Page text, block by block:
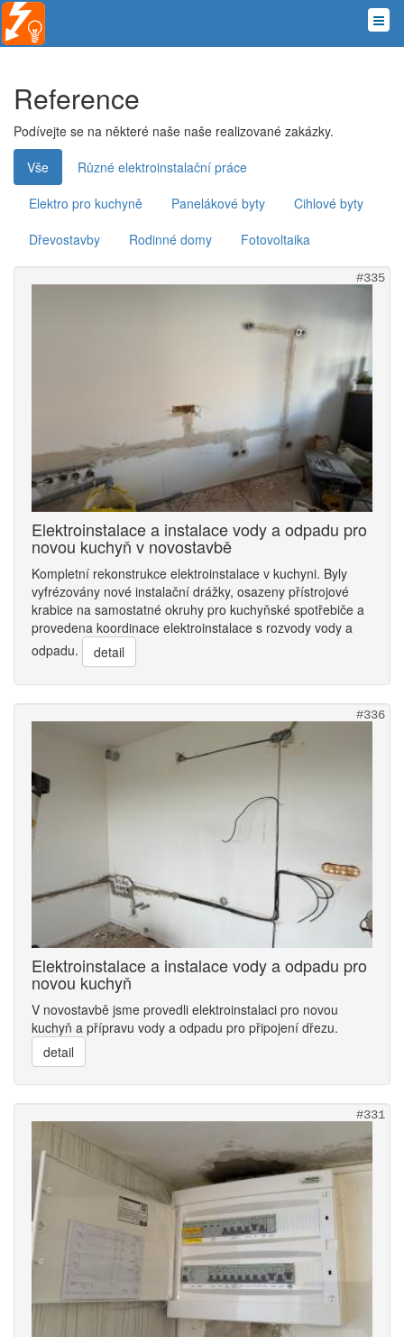
Reference
Podívejte se na některé naše naše realizované zakázky.
Vše
Různé elektroinstalační práce
Elektro pro kuchyně
Panelákové byty
Cihlové byty
Dřevostavby
Rodinné domy Fotovoltaika
#335
Elektroinstalace a instalace vody a odpadu pro
novou kuchyň v novostavbě
Kompletní rekonstrukce elektroinstalace v kuchyni. Byly
vyfrézovány nové instalační drážky, osazeny přístrojové
krabice na samostatné okruhy pro kuchyňské spotřebiče a
provedena koordinace elektroinstalace s rozvody vody a
odpadu.
detail
#336
Elektroinstalace a instalace vody a odpadu pro
novou kuchyň
V novostavbě jsme provedli elektroinstalaci pro novou
kuchyň a přípravu vody a odpadu pro připojení dřezu.
detail
#331